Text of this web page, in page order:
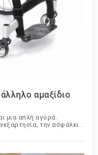
αμαξίδιο
μια απλή αγορά.
την ασφάλεια
είτε για